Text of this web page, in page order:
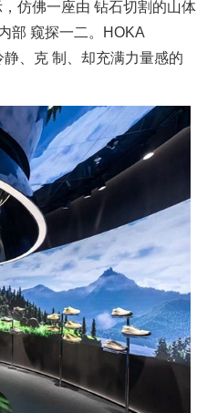
仿佛一座由 钻石切割的山体
部 窥探一二。HOKA
、克 制、却充满力量感的